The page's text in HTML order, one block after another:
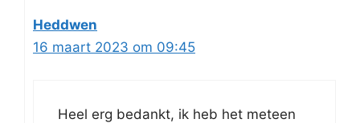
Heddwen
16 maart 2023 om 09:45
Heel erg bedankt, ik heb het meteen